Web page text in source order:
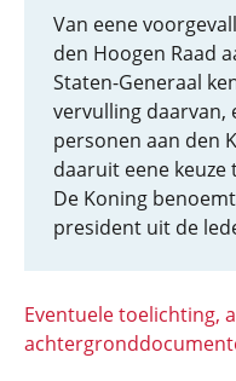
Van eene
den Hoogen Raad
Staten-Generaal
vervulling daarvan,
personen aan den
daaruit eene keuze
De Koning
president uit de
Eventuele toelichting,